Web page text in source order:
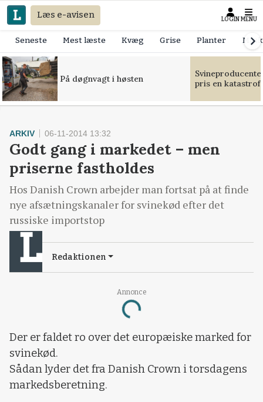
Læs e-avisen LOGIN MENU
Seneste Mest læste Kvæg Grise Planter
På døgnvagt i høsten
pris en
Annonce
Loading...
ARKIV 06-11-2014 13:32
Godt gang i markedet – men
priserne fastholdes
Hos Danish Crown arbejder man fortsat på at finde
nye afsætningskanaler for svinekød efter det
russiske importstop
Redaktionen
Der er faldet ro over det europæiske marked for
svinekød.
Sådan lyder det fra Danish Crown i torsdagens
markedsberetning.